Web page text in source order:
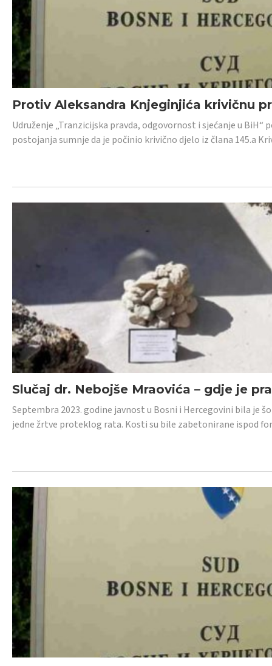
Protiv Aleksandra Knjeginjića krivičnu
Udruženje „Tranzicijska pravda, odgovornost i sjećanje u
postojanja sumnje da je počinio krivično djelo iz člana 145.a
Slučaj dr. Nebojše Mraovića – gdje je
Septembra 2023. godine javnost u Bosni i Hercegovini bila je
jedne žrtve proteklog rata. Kosti su bile zabetonirane ispod